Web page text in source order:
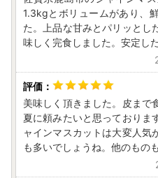
1.3kgとボリュームがあり、
た。上品な甘みとパリッとし
味しく完食しました。安定し
美味しく頂きました。皮まで
夏に頼みたいと思っておりま
ャインマスカットは大変人気
も多いでしょうね。他のもの